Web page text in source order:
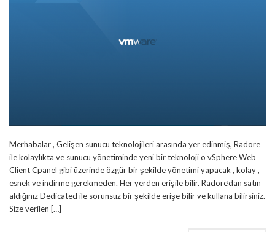
Merhabalar , Gelişen sunucu teknolojileri arasında yer edinmiş, Radore
ile kolaylıkta ve sunucu yönetiminde yeni bir teknoloji o vSphere Web
Client Cpanel gibi üzerinde özgür bir şekilde yönetimi yapacak , kolay ,
esnek ve indirme gerekmeden. Her yerden erişile bilir. Radore’dan satın
aldığınız Dedicated ile sorunsuz bir şekilde erişe bilir ve kullana bilirsiniz.
Size verilen […]